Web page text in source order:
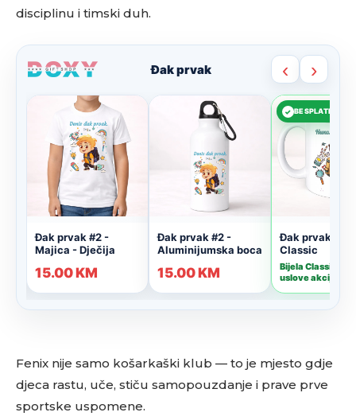
disciplinu i timski duh.
Fenix nije samo košarkaški klub — to je mjesto gdje
djeca rastu, uče, stiču samopouzdanje i prave prve
sportske uspomene.